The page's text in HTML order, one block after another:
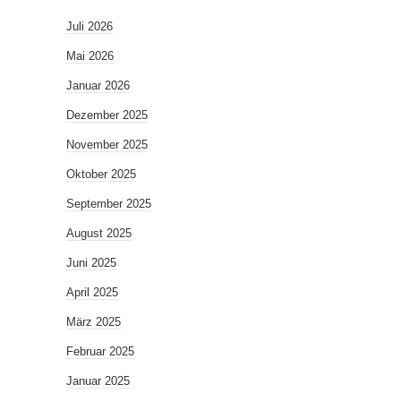
Juli 2026
Mai 2026
Januar 2026
Dezember 2025
November 2025
Oktober 2025
September 2025
August 2025
Juni 2025
April 2025
März 2025
Februar 2025
Januar 2025